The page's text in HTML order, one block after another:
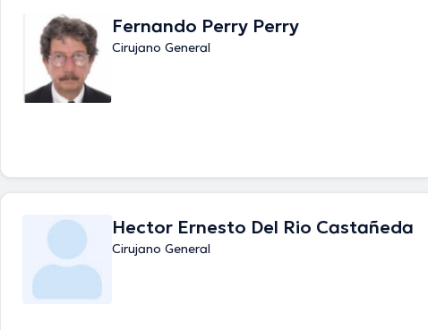
cuello, actualmente me encuentro terminando un MBA en dirección de empresas en el
Inalde Business School de la Universidad de la Sabana.
Fernando Perry Perry
Cirujano General
Hector Ernesto Del Rio Castañeda
Cirujano General